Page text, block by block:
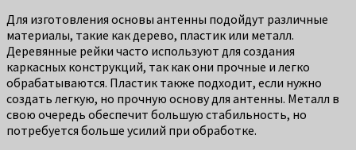
Для изготовления основы антенны подойдут различные
материалы, такие как дерево, пластик или металл.
Деревянные рейки часто используют для создания
каркасных конструкций, так как они прочные и легко
обрабатываются. Пластик также подходит, если нужно
создать легкую, но прочную основу для антенны. Металл в
свою очередь обеспечит большую стабильность, но
потребуется больше усилий при обработке.